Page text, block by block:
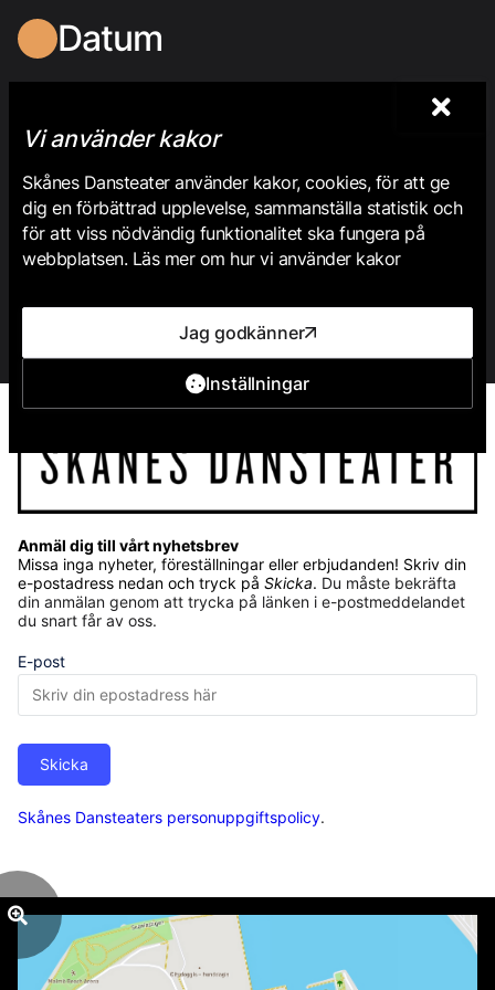
Datum
Tisdag 27 Oktober
12:00
Via Tickster
Anmäl dig till vårt nyhetsbrev
Missa inga nyheter, föreställningar eller erbjudanden! Skriv din
e-postadress nedan och tryck på Skicka. Du måste bekräfta
din anmälan genom att trycka på länken i e-postmeddelandet
du snart får av oss.
E-post
Skicka
Skånes Dansteaters personuppgiftspolicy.
Vi använder kakor
Skånes Dansteater använder kakor, cookies, för att ge
dig en förbättrad upplevelse, sammanställa statistik och
för att viss nödvändig funktionalitet ska fungera på
webbplatsen. Läs mer om hur vi använder kakor
Jag godkänner
Inställningar